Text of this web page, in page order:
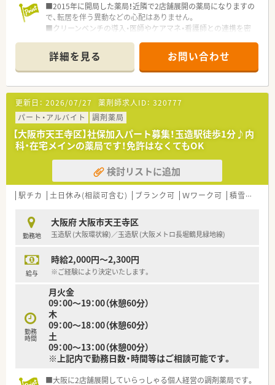
■2015年に開局した薬局！近隣で2店舗展開の薬局になりますの
で、転居を伴う異動などの心配はありません。
■クリーンベンチの導入・医師やケアマネ・看護師との連携を密
ます。
■やる気・向上心があり、相手を思いやりコミュニケーション力
のある方、目的意識をもって仕事に取り組める方を積極的に採用
しています。
詳細を見る お問い合わせ
更新日： 2026/07/27 薬剤師求人ID： 320777
パート・アルバイト
調剤薬局
【大阪市天王寺区】社保加入パート募集！玉造駅徒歩1分♪内
科・在宅メインの薬局です！免許はなくてもOK
検討リストに追加
駅チカ 土日休み(相談可含む) ブランク可 Ｗワーク可 積雪なし
勤務地
大阪府 大阪市天王寺区
玉造駅 (大阪環状線)／玉造駅 (大阪メトロ長堀鶴見緑地線)
給与
時給2,000円～2,300円
※ご経験により決定いたします。
勤務
時間
月火金
09：00～19：00（休憩60分）
木
09：00～18：00（休憩60分）
土
09：00～13：00（休憩00分）
※上記内で勤務日数・時間等はご相談可能です。
■大阪に2店舗展開していらっしゃる個人経営の調剤薬局です。